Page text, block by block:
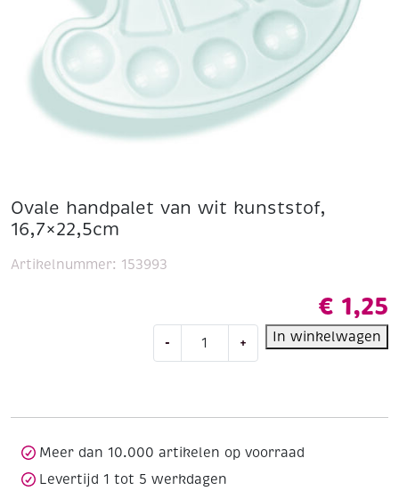
Ovale handpalet van wit kunststof,
16,7×22,5cm
€ 1,25
-
handpalet
aantal
+ In winkelwagen
Artikelnummer: 153993
Meer dan 10.000 artikelen op voorraad
Levertijd 1 tot 5 werkdagen